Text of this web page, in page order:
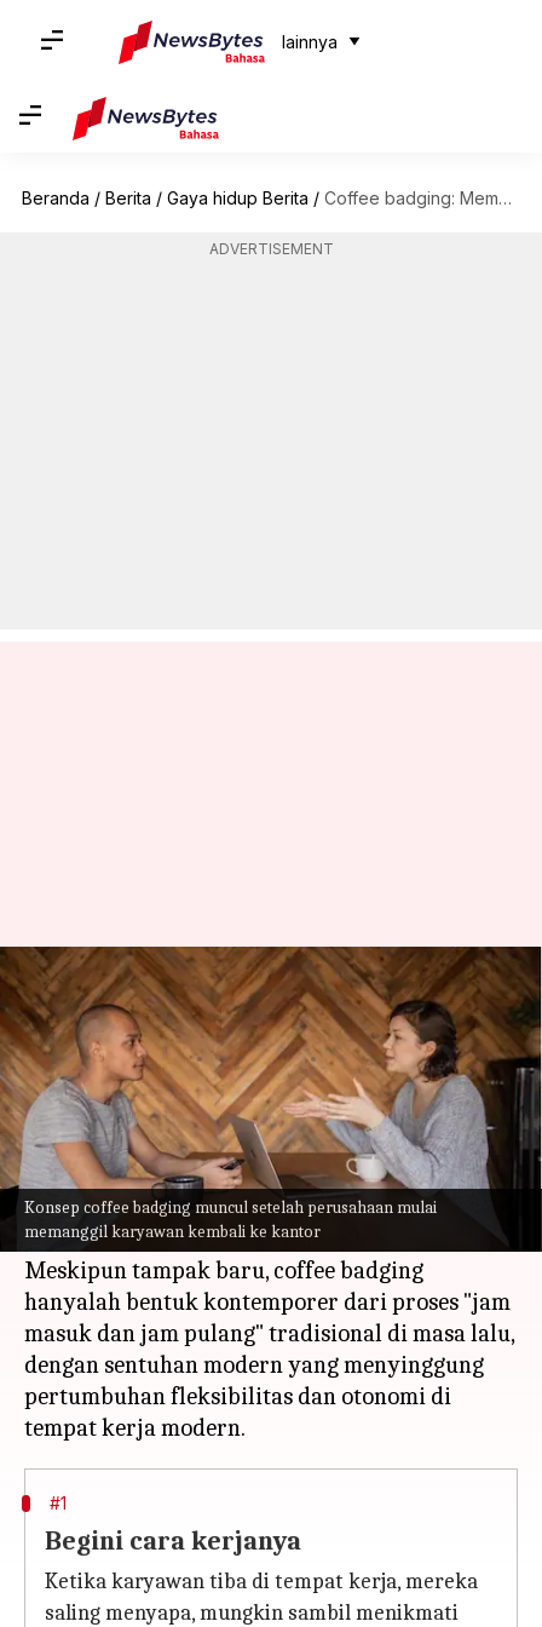
lainnya
Beranda / Berita / Gaya hidup Berita / Coffee badging: Memahami tren di tempat kerja ini
ADVERTISEMENT
Konsep coffee badging muncul setelah perusahaan mulai
memanggil karyawan kembali ke kantor
Coffee badging: Memahami
tren di tempat kerja ini
menulis Taufiq Al Jufri Nov 23, 2023 11:45 am
Apa ceritanya
Yang terbaru dari sederet istilah baru yang
muncul di tempat kerja akhir-akhir ini adalah
coffee badging.
Meskipun tampak baru, coffee badging
hanyalah bentuk kontemporer dari proses "jam
masuk dan jam pulang" tradisional di masa lalu,
dengan sentuhan modern yang menyinggung
pertumbuhan fleksibilitas dan otonomi di
#1
Begini cara kerjanya
Ketika karyawan tiba di tempat kerja, mereka
saling menyapa, mungkin sambil menikmati